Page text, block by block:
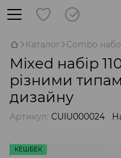
Каталог Combo
Mixed набір
різними
дизайну
Артикул: CUIU000024
КЕШБЕК